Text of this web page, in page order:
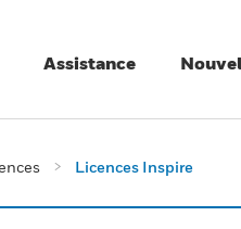
Assistance
Licences Inspire